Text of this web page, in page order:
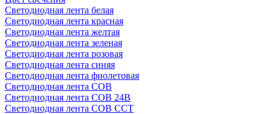
Светодиодная лента белая
Светодиодная лента красная
Светодиодная лента желтая
Светодиодная лента зеленая
Светодиодная лента розовая
Светодиодная лента синяя
Светодиодная лента фиолетовая
Светодиодная лента COB
Светодиодная лента COB 24В
Светодиодная лента COB CCT